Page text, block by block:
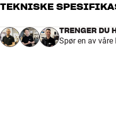
TEKNISKE
DIMENSJONER OG DESIGN
TRENGER DU
Spør en av